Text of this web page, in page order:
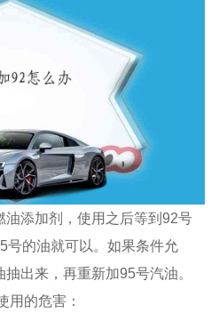
添加剂，使用之后等到92号
号的油就可以。如果条件允
出来，再重新加95号汽油。
用的危害：